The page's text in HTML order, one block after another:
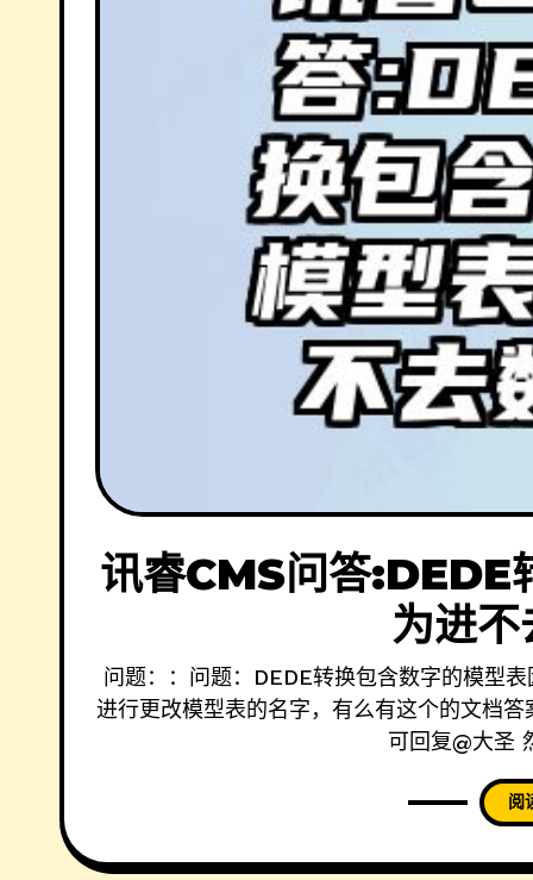
讯睿CMS问答:DEDE
为进不
问题：：问题：DEDE转换包含数字的模型
进行更改模型表的名字，有么有这个的文档
可回复@大圣
阅